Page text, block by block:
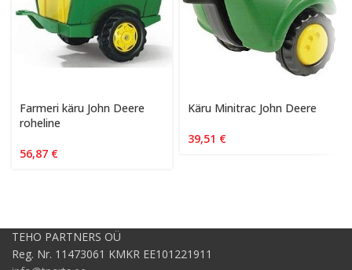
Farmeri käru John Deere
roheline
56,87 €
Käru Minitrac John Deere
39,51 €
TEHO PARTNERS OÜ
Reg. Nr. 11473061 KMKR EE101221911